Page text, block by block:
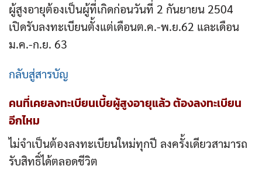
ผู้สูงอายุต้องเป็นผู้ที่เกิดก่อนวันที่ 2 กันยายน 2504
เปิดรับลงทะเบียนตั้งแต่เดือนต.ค.-พ.ย.62 และเดือน
ม.ค.-ก.ย. 63
กลับสู่สารบัญ
คนที่เคยลงทะเบียนเบี้ยผู้สูงอายุแล้ว ต้องลงทะเบียน
อีกไหม
ไม่จำเป็นต้องลงทะเบียนใหม่ทุกปี ลงครั้งเดียวสามารถ
รับสิทธิ์ได้ตลอดชีวิต